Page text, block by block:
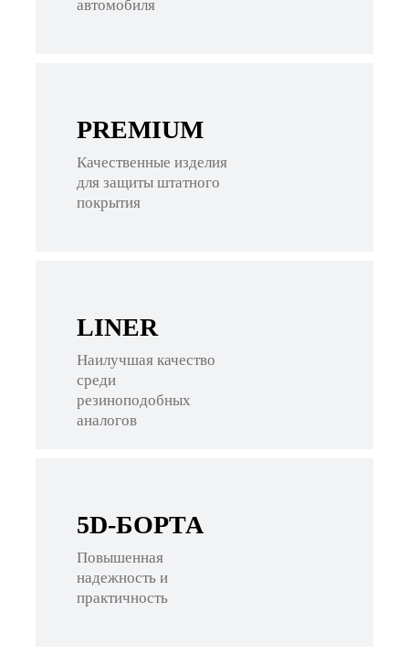
автомобиля
PREMIUM
Качественные изделия
для защиты штатного
покрытия
LINER
Наилучшая качество
среди
резиноподобных
аналогов
5D-БОРТА
Повышенная
надежность и
практичность